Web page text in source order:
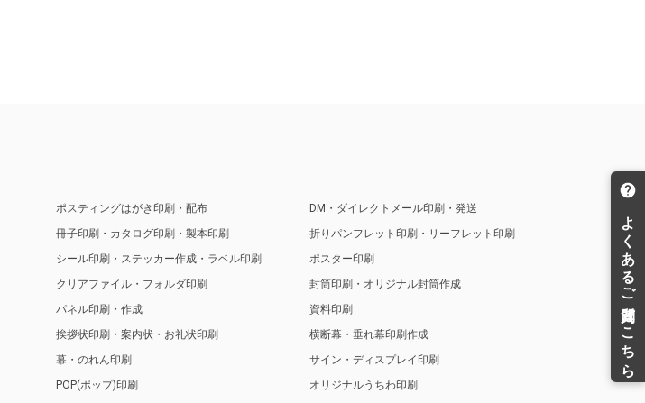
ポスティングはがき印刷・配布
冊子印刷・カタログ印刷・製本印刷
シール印刷・ステッカー作成・ラベル印刷
クリアファイル・フォルダ印刷
パネル印刷・作成
挨拶状印刷・案内状・お礼状印刷
幕・のれん印刷
POP(ポップ)印刷
DM・ダイレクトメール印刷・発送
折りパンフレット印刷・リーフレット印刷
ポスター印刷
封筒印刷・オリジナル封筒作成
資料印刷
横断幕・垂れ幕印刷作成
サイン・ディスプレイ印刷
オリジナルうちわ印刷